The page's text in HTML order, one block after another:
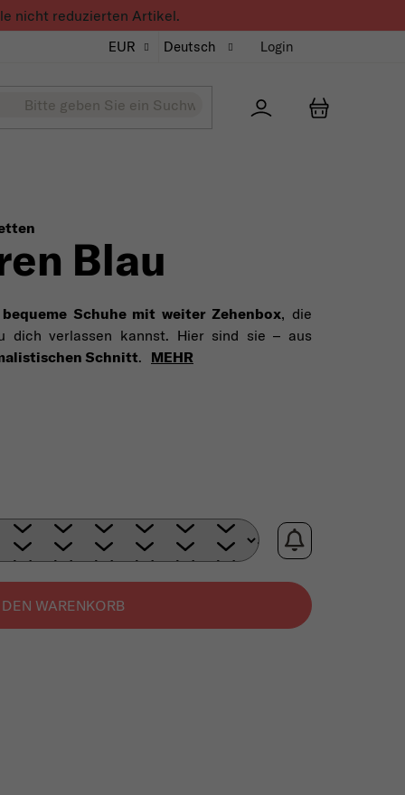
nicht reduzierten Artikel.
EUR Deutsch Login
Blau
bequeme Schuhe mit weiter Zehenbox, die
dich verlassen kannst. Hier sind sie – aus
Schnitt. MEHR
WARENKORB